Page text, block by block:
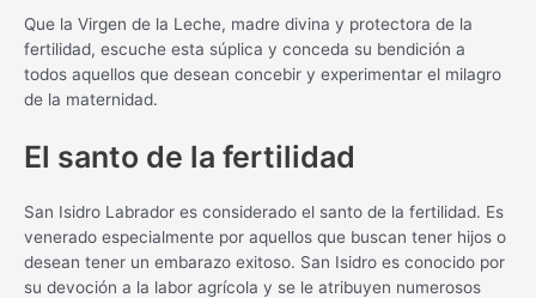
Que la Virgen de la Leche, madre divina y protectora de la
fertilidad, escuche esta súplica y conceda su bendición a
todos aquellos que desean concebir y experimentar el milagro
de la maternidad.
El santo de la fertilidad
San Isidro Labrador es considerado el santo de la fertilidad. Es
venerado especialmente por aquellos que buscan tener hijos o
desean tener un embarazo exitoso. San Isidro es conocido por
su devoción a la labor agrícola y se le atribuyen numerosos